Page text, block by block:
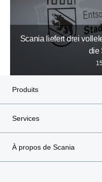
Scania liefert drei
die
Produits
Services
À propos de Scania